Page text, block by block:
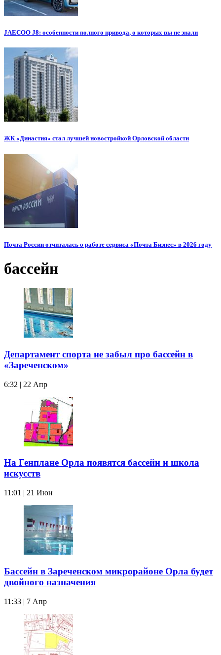
JAECOO J8: особенности полного привода, о которых вы не знали
ЖК «Династия» стал лучшей новостройкой Орловской области
Почта России отчиталась о работе сервиса «Почта Бизнес» в 2026 году
бассейн
Департамент спорта не забыл про бассейн в
«Зареченском»
6:32 | 22 Апр
На Генплане Орла появятся бассейн и школа
искусств
11:01 | 21 Июн
Бассейн в Зареченском микрорайоне Орла будет
двойного назначения
11:33 | 7 Апр